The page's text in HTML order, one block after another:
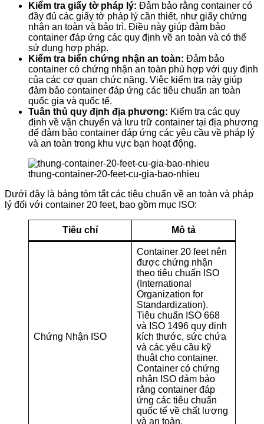
Kiểm tra giấy tờ pháp lý: Đảm bảo rằng container có
đầy đủ các giấy tờ pháp lý cần thiết, như giấy chứng
nhận an toàn và bảo trì. Điều này giúp đảm bảo
container đáp ứng các quy định về an toàn và có thể
sử dụng hợp pháp.
Kiểm tra biển chứng nhận an toàn: Đảm bảo
container có chứng nhận an toàn phù hợp với quy định
của các cơ quan chức năng. Việc kiểm tra này giúp
đảm bảo container đáp ứng các tiêu chuẩn an toàn
quốc gia và quốc tế.
Tuân thủ quy định địa phương: Kiểm tra các quy
định về vận chuyển và lưu trữ container tại địa phương
để đảm bảo container đáp ứng các yêu cầu về pháp lý
và an toàn trong khu vực bạn hoạt động.
thung-container-20-feet-cu-gia-bao-nhieu
Dưới đây là bảng tóm tắt các tiêu chuẩn về an toàn và pháp
lý đối với container 20 feet, bao gồm mục ISO:
Tiêu chí Mô tả
Chứng Nhận ISO
Container 20 feet nên
được chứng nhận
theo tiêu chuẩn ISO
(International
Organization for
Standardization).
Tiêu chuẩn ISO 668
và ISO 1496 quy định
kích thước, sức chứa
và các yêu cầu kỹ
thuật cho container.
Container có chứng
nhận ISO đảm bảo
rằng container đáp
ứng các tiêu chuẩn
quốc tế về chất lượng
và an toàn.